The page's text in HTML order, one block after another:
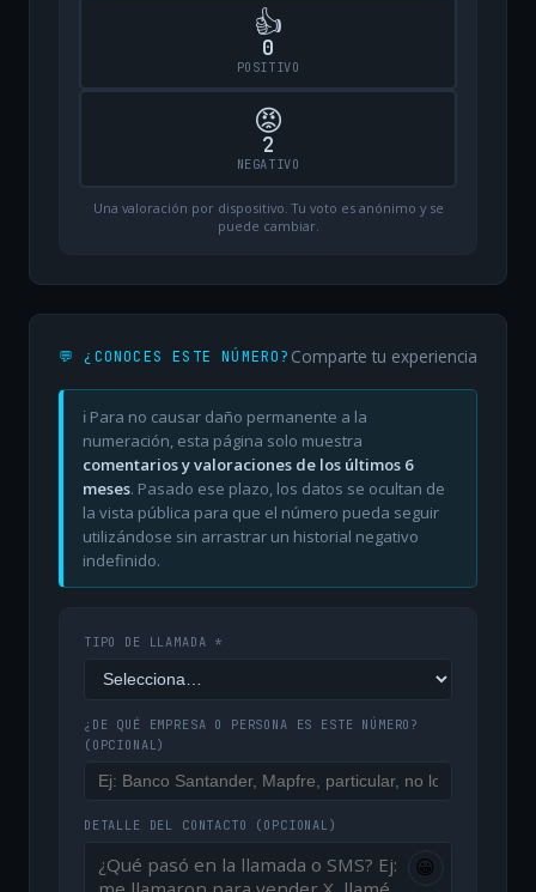
👍
0
POSITIVO
😡
2
NEGATIVO
Una valoración por dispositivo. Tu voto es anónimo y se
puede cambiar.
💬 ¿CONOCES ESTE NÚMERO? Comparte tu experiencia
ℹ️ Para no causar daño permanente a la
numeración, esta página solo muestra
comentarios y valoraciones de los últimos 6
meses. Pasado ese plazo, los datos se ocultan de
la vista pública para que el número pueda seguir
utilizándose sin arrastrar un historial negativo
indefinido.
TIPO DE LLAMADA *
¿DE QUÉ EMPRESA O PERSONA ES ESTE NÚMERO?
(OPCIONAL)
DETALLE DEL CONTACTO (OPCIONAL)
😀